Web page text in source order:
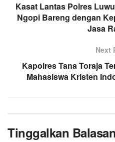
Kasat Lantas Polres
Ngopi Bareng dengan
Jasa
Next
Kapolres Tana Toraja
Mahasiswa Kristen
Tinggalkan Balasan